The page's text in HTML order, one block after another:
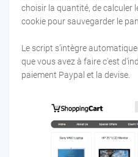
choisir la quantité, de calculer
cookie pour sauvegarder le
Le script s’intègre
que vous avez à faire c'est
paiement Paypal et la devise.